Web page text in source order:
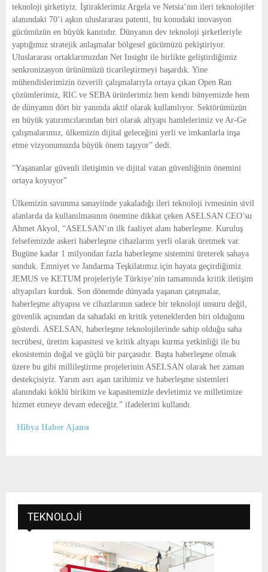
teknoloji şirketiyiz. İştiraklerimiz Argela ve Netsia’nın ileri teknolojiler
alanındaki 70’i aşkın uluslararası patenti, bu konudaki inovasyon
gücümüzün en büyük kanıtıdır. Dünyanın dev teknoloji şirketleriyle
yaptığımız stratejik anlaşmalar bölgesel gücümüzü pekiştiriyor.
Uluslararası ortaklarımızdan Net Insight ile birlikte geliştirdiğimiz
senkronizasyon ürünümüzü ticarileştirmeyi başardık. Yine
mühendislerimizin özverili çalışmalarıyla ortaya çıkan Open Ran
çözümlerimiz, RIC ve SEBA ürünlerimiz hem kendi bünyemizde hem
de dünyanın dört bir yanında aktif olarak kullanılıyor. Sektörümüzün
en büyük yatırımcılarından biri olarak altyapı hamlelerimiz ve Ar-Ge
çalışmalarımız, ülkemizin dijital geleceğini yerli ve imkanlarla inşa
etme vizyonumuzda büyük önem taşıyor” dedi.
“Yaşananlar güvenli iletişimin ve dijital vatan güvenliğinin önemini
ortaya koyuyor”
Ülkemizin savunma sanayiinde yakaladığı ileri teknoloji ivmesinin sivil
alanlarda da kullanılmasının önemine dikkat çeken ASELSAN CEO’su
Ahmet Akyol, “ASELSAN’ın ilk faaliyet alanı haberleşme. Kuruluş
felsefemizde askeri haberleşme cihazlarını yerli olarak üretmek var.
Bugüne kadar 1 milyondan fazla haberleşme sistemini üreterek sahaya
sunduk. Emniyet ve Jandarma Teşkilatımız için hayata geçirdiğimiz
JEMUS ve KETUM projeleriyle Türkiye’nin tamamında kritik iletişim
altyapıları kurduk. Son dönemde dünyada yaşanan çatışmalar,
haberleşme altyapısı ve cihazlarının sadece bir teknoloji unsuru değil,
güvenlik açısından da sahadaki en kritik yeteneklerden biri olduğunu
gösterdi. ASELSAN, haberleşme teknolojilerinde sahip olduğu saha
tecrübesi, üretim kapasitesi ve kritik altyapı kurma yetkinliği ile bu
ekosistemin doğal ve güçlü bir parçasıdır. Başta haberleşme olmak
üzere bu gibi millileştirme projelerinin ASELSAN olarak her zaman
destekçisiyiz. Yarım asrı aşan tarihimiz ve haberleşme sistemleri
alanındaki köklü birikim ve kapasitemizle devletimiz ve milletimize
hizmet etmeye devam edeceğiz.” ifadelerini kullandı.
Hibya Haber Ajansı
TEKNOLOJI